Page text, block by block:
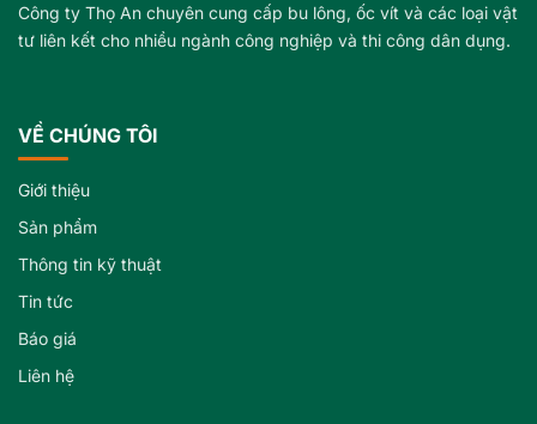
Công ty Thọ An chuyên cung cấp bu lông, ốc vít và các loại vật
tư liên kết cho nhiều ngành công nghiệp và thi công dân dụng.
VỀ CHÚNG TÔI
Giới thiệu
Sản phẩm
Thông tin kỹ thuật
Tin tức
Báo giá
Liên hệ